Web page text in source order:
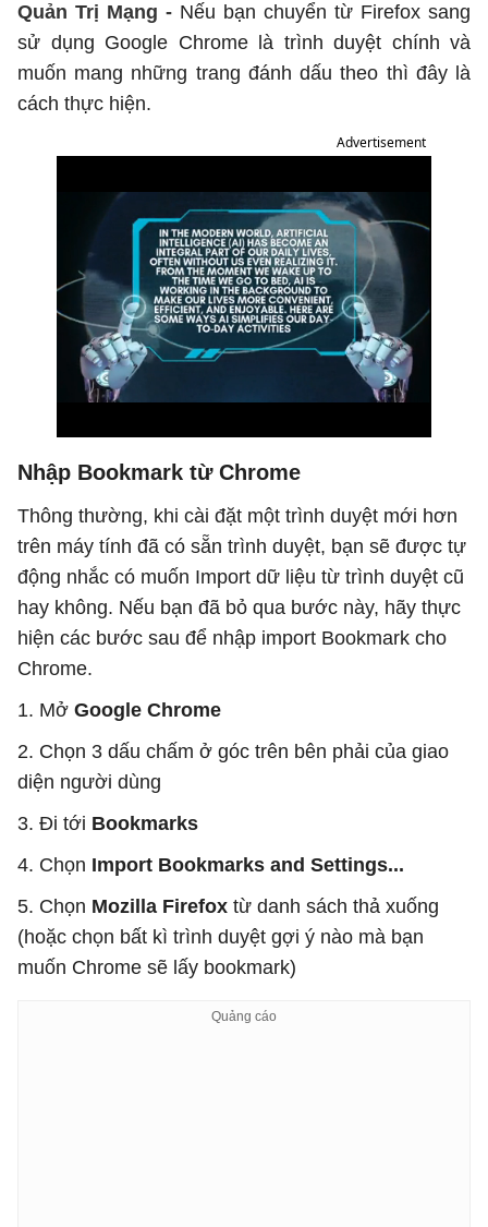
Quản Trị Mạng - Nếu bạn chuyển từ Firefox sang
sử dụng Google Chrome là trình duyệt chính và
muốn mang những trang đánh dấu theo thì đây là
cách thực hiện.
Advertisement
Nhập Bookmark từ Chrome
Thông thường, khi cài đặt một trình duyệt mới hơn
trên máy tính đã có sẵn trình duyệt, bạn sẽ được tự
động nhắc có muốn Import dữ liệu từ trình duyệt cũ
hay không. Nếu bạn đã bỏ qua bước này, hãy thực
hiện các bước sau để nhập import Bookmark cho
Chrome.
1. Mở Google Chrome
2. Chọn 3 dấu chấm ở góc trên bên phải của giao
diện người dùng
3. Đi tới Bookmarks
4. Chọn Import Bookmarks and Settings...
5. Chọn Mozilla Firefox từ danh sách thả xuống
(hoặc chọn bất kì trình duyệt gợi ý nào mà bạn
muốn Chrome sẽ lấy bookmark)